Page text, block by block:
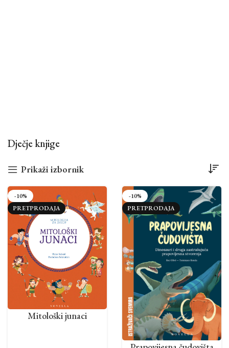
Dječje knjige
Prikaži izbornik
-10%
PRETPRODAJA
Mitološki junaci
-10%
PRETPRODAJA